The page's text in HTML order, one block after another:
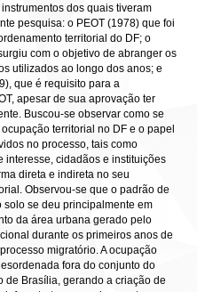
dos quais tiveram
pesquisa: o PEOT (1978) que foi
territorial do DF; o
com o objetivo de abranger os
utilizados ao longo dos anos; e
que é requisito para a
apesar de sua aprovação ter
Buscou-se observar como se
territorial no DF e o papel
no processo, tais como
interesse, cidadãos e instituições
direta e indireta no seu
Observou-se que o padrão de
solo se deu principalmente em
da área urbana gerado pelo
durante os primeiros anos de
migratório. A ocupação
fora do conjunto do
de Brasília, gerando a criação de